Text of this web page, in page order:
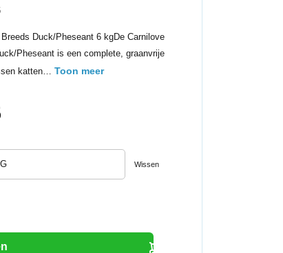
Duck/Pheseant 6 kgDe Carnilove
Pheseant is een complete, graanvrije
katten… Toon meer
tot
€59,46 Wissen